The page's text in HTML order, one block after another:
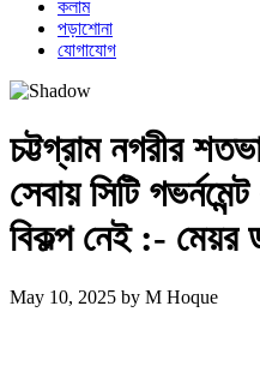
কলাম
পড়াশোনা
যোগাযোগ
চট্টগ্রাম নগরীর
সেবায় সিটি
বিকল্প নেই :- মেয়র
May 10, 2025 by M Hoque